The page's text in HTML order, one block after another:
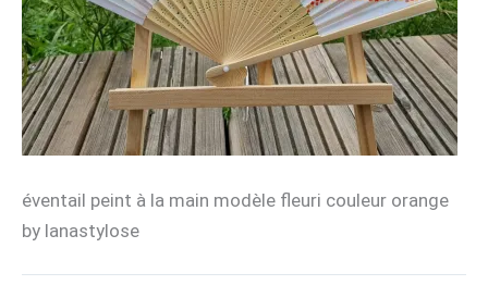
éventail peint à la main modèle fleuri couleur orange
by lanastylose